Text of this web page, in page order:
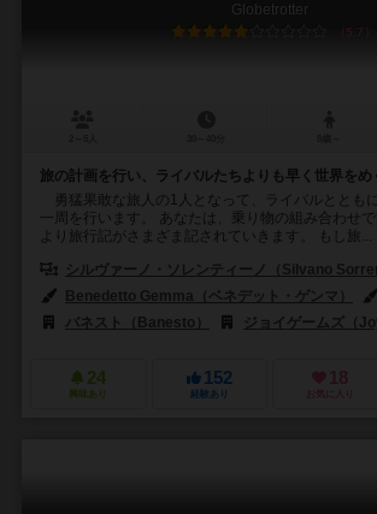
Globetrotter
5.7
旅の計画を行い、ライバルたちよりも早く世界をめ
勇猛果敢な旅人の1人となって、ライバルととも
一周を行います。 あなたは、乗り物の組み合わせで
より旅行記がさまざま記されていきます。 もし旅...
シルヴァーノ・ソレンティーノ（Silvano
Benedetto Gemma（ベネデット・ゲンマ）
バネスト（Banesto）
ジョイゲームズ（
24
興味あり
152
経験あり
18
お気に入り